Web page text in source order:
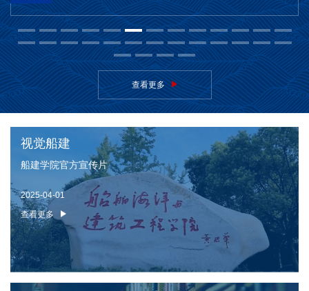
查看更多
视觉船建
船建学院官方宣传片
2025-04-01
查看更多